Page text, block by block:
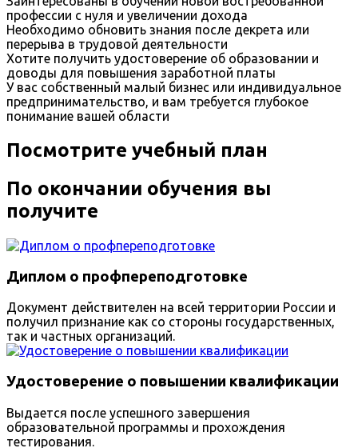
профессии с нуля и увеличении дохода
Необходимо обновить знания после декрета или
перерыва в трудовой деятельности
Хотите получить удостоверение об образовании и
доводы для повышения заработной платы
У вас собственный малый бизнес или индивидуальное
предпринимательство, и вам требуется глубокое
понимание вашей области
Посмотрите учебный план
По окончании обучения вы
получите
Диплом о профпереподготовке
Документ действителен на всей территории России и
получил признание как со стороны государственных,
так и частных организаций.
Удостоверение о повышении квалификации
Выдается после успешного завершения
образовательной программы и прохождения
тестирования.